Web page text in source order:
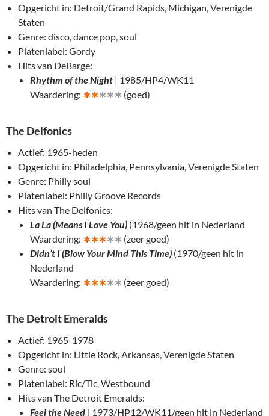
Opgericht in: Detroit/Grand Rapids, Michigan, Verenigde
Staten
Genre: disco, dance pop, soul
Platenlabel: Gordy
Hits van DeBarge:
Rhythm of the Night | 1985/HP4/WK11
Waardering: ∗∗∗∗∗ (goed)
The Delfonics
Actief: 1965-heden
Opgericht in: Philadelphia, Pennsylvania, Verenigde Staten
Genre: Philly soul
Platenlabel: Philly Groove Records
Hits van The Delfonics:
La La (Means I Love You) (1968/geen hit in Nederland
Waardering: ∗∗∗∗∗ (zeer goed)
Didn’t I (Blow Your Mind This Time) (1970/geen hit in
Nederland
Waardering: ∗∗∗∗∗ (zeer goed)
The Detroit Emeralds
Actief: 1965-1978
Opgericht in: Little Rock, Arkansas, Verenigde Staten
Genre: soul
Platenlabel: Ric/Tic, Westbound
Hits van The Detroit Emeralds:
Feel the Need | 1973/HP12/WK11/geen hit in Nederland